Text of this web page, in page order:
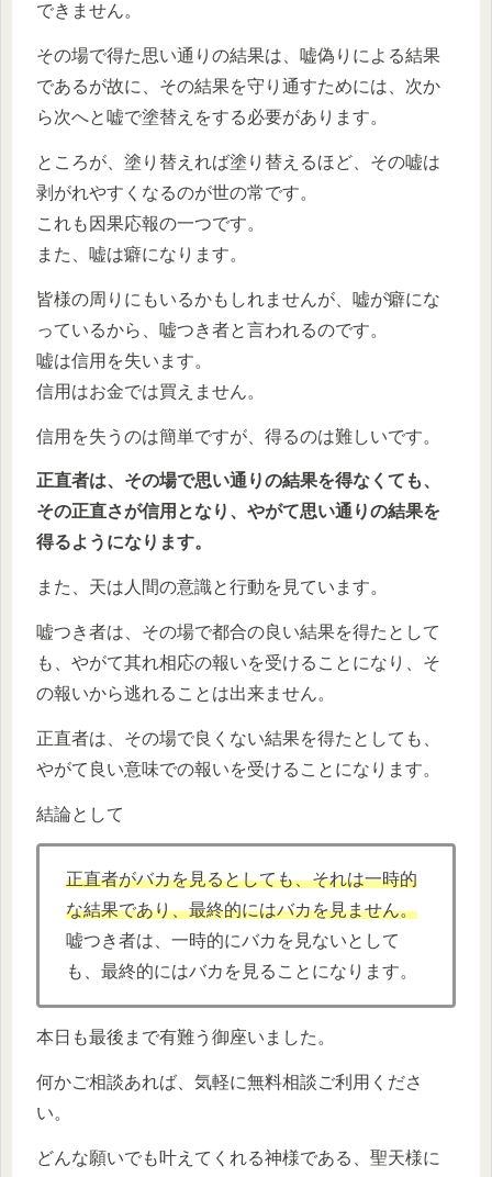
できません。
その場で得た思い通りの結果は、嘘偽りによる結果
であるが故に、その結果を守り通すためには、次か
ら次へと嘘で塗替えをする必要があります。
ところが、塗り替えれば塗り替えるほど、その嘘は
剥がれやすくなるのが世の常です。
これも因果応報の一つです。
また、嘘は癖になります。
皆様の周りにもいるかもしれませんが、嘘が癖にな
っているから、嘘つき者と言われるのです。
嘘は信用を失います。
信用はお金では買えません。
信用を失うのは簡単ですが、得るのは難しいです。
正直者は、その場で思い通りの結果を得なくても、
その正直さが信用となり、やがて思い通りの結果を
得るようになります。
また、天は人間の意識と行動を見ています。
嘘つき者は、その場で都合の良い結果を得たとして
も、やがて其れ相応の報いを受けることになり、そ
の報いから逃れることは出来ません。
正直者は、その場で良くない結果を得たとしても、
やがて良い意味での報いを受けることになります。
結論として
正直者がバカを見るとしても、それは一時的
な結果であり、最終的にはバカを見ません。
嘘つき者は、一時的にバカを見ないとして
も、最終的にはバカを見ることになります。
本日も最後まで有難う御座いました。
何かご相談あれば、気軽に無料相談ご利用くださ
い。
どんな願いでも叶えてくれる神様である、聖天様に